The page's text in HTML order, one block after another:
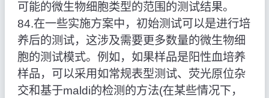
可能的微生物细胞类型的范围的测试结果。
84.在一些实施方案中，初始测试可以是进行培
养后的测试，这涉及需要更多数量的微生物细
胞的测试模式。例如，如果样品是阳性血培养
样品，可以采用如常规表型测试、荧光原位杂
交和基于maldi的检测的方法(在某些情况下，